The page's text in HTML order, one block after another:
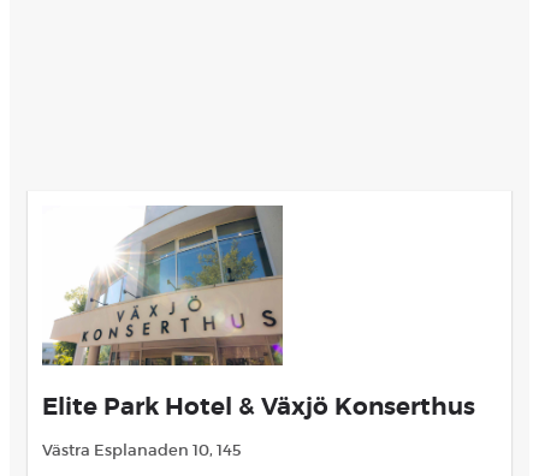
Elite Park Hotel & Växjö Konserthus
Västra Esplanaden 10, 145